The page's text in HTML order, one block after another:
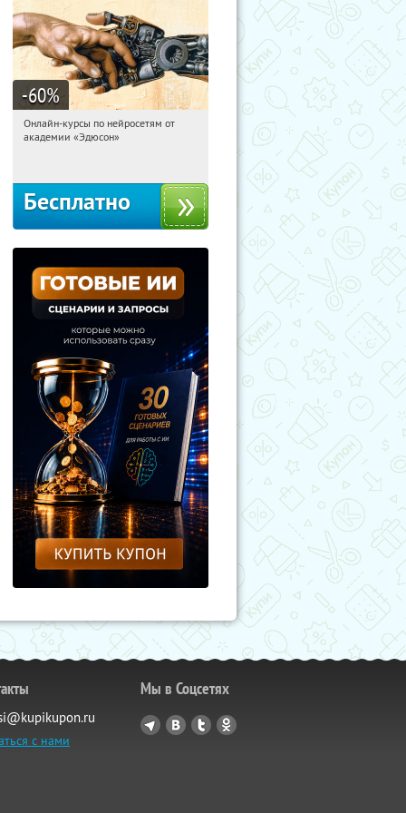
-60%
01:33:40 Получили:
Онлайн-курсы по нейросетям от
академии «Эдюсон»
Бесплатно
с нами
Мы в Соцсетях